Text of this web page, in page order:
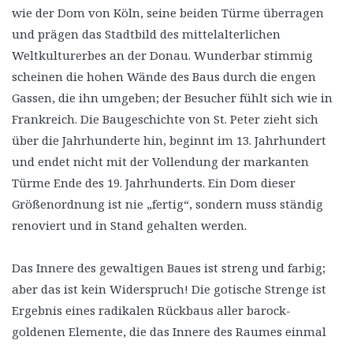
wie der Dom von Köln, seine beiden Türme überragen
und prägen das Stadtbild des mittelalterlichen
Weltkulturerbes an der Donau. Wunderbar stimmig
scheinen die hohen Wände des Baus durch die engen
Gassen, die ihn umgeben; der Besucher fühlt sich wie in
Frankreich. Die Baugeschichte von St. Peter zieht sich
über die Jahrhunderte hin, beginnt im 13. Jahrhundert
und endet nicht mit der Vollendung der markanten
Türme Ende des 19. Jahrhunderts. Ein Dom dieser
Größenordnung ist nie „fertig“, sondern muss ständig
renoviert und in Stand gehalten werden.
Das Innere des gewaltigen Baues ist streng und farbig;
aber das ist kein Widerspruch! Die gotische Strenge ist
Ergebnis eines radikalen Rückbaus aller barock-
goldenen Elemente, die das Innere des Raumes einmal